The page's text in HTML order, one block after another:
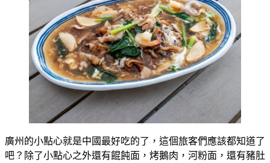
廣州的小點心就是中國最好吃的了，這個旅客們應該都知道了
吧？除了小點心之外還有餛飩面，烤鵝肉，河粉面，還有豬肚